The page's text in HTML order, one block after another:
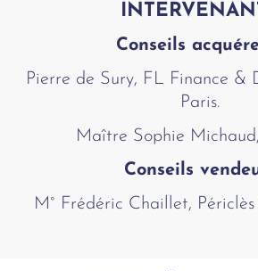
Conseils
Pierre de Sury, FL Finance &
Paris.
Maître Sophie
Conseils
M° Frédéric Chaillet,